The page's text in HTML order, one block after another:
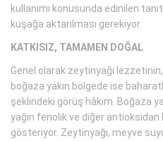
kullanımı konusunda edinilen
kuşağa aktarılması gerekiyor.
KATKISIZ, TAMAMEN DOĞAL
Genel olarak zeytinyağı
boğaza yakın bölgede ise
şeklindeki görüş hâkim. Boğaza
yağın fenolik ve diğer
gösteriyor. Zeytinyağı, meyve